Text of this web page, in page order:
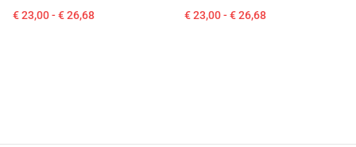
€ 23,00 - € 26,68 € 23,00 - € 26,68